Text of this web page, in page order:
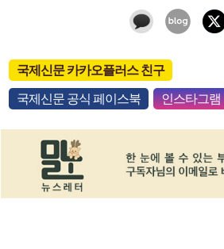
국제신문 카카오플러스 친구
국제신문 공식 페이스북 인스타그램